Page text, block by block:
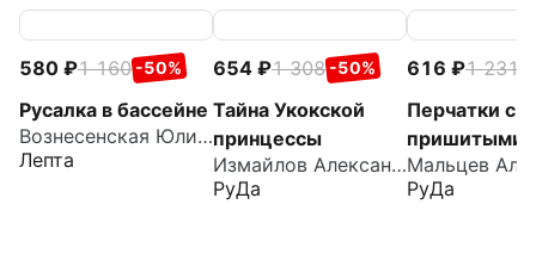
580 1 160 -50%
Русалка в бассейне
Вознесенская Юлия Николаевна
Лепта
654 1 308 -50%
Тайна Укокской
принцессы
Измайлов Александр
РуДа
616 1 231
Перчатки с
пришитыми
пальцами
РуДа